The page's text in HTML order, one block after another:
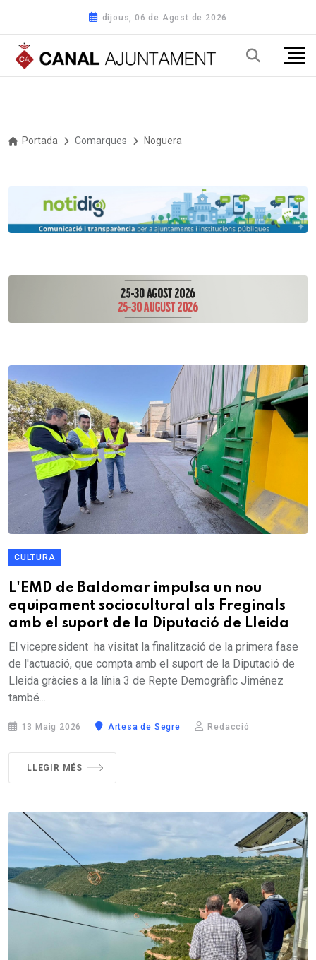
dijous, 06 de Agost de 2026
Portada Comarques Noguera
CULTURA
L'EMD de Baldomar impulsa un nou
equipament sociocultural als Freginals
amb el suport de la Diputació de Lleida
El vicepresident ha visitat la finalització de la primera fase
de l'actuació, que compta amb el suport de la Diputació de
Lleida gràcies a la línia 3 de Repte Demogràfic Jiménez
també...
13 Maig 2026 Artesa de Segre Redacció
LLEGIR MÉS